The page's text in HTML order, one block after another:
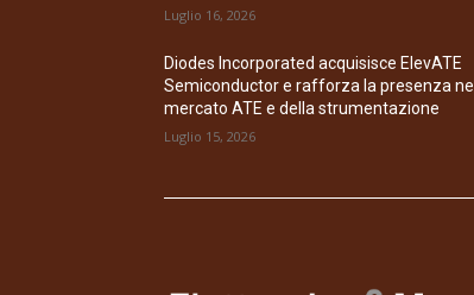
Luglio 16, 2026
Diodes Incorporated acquisisce ElevATE
Semiconductor e rafforza la presenza nel
mercato ATE e della strumentazione
Luglio 15, 2026